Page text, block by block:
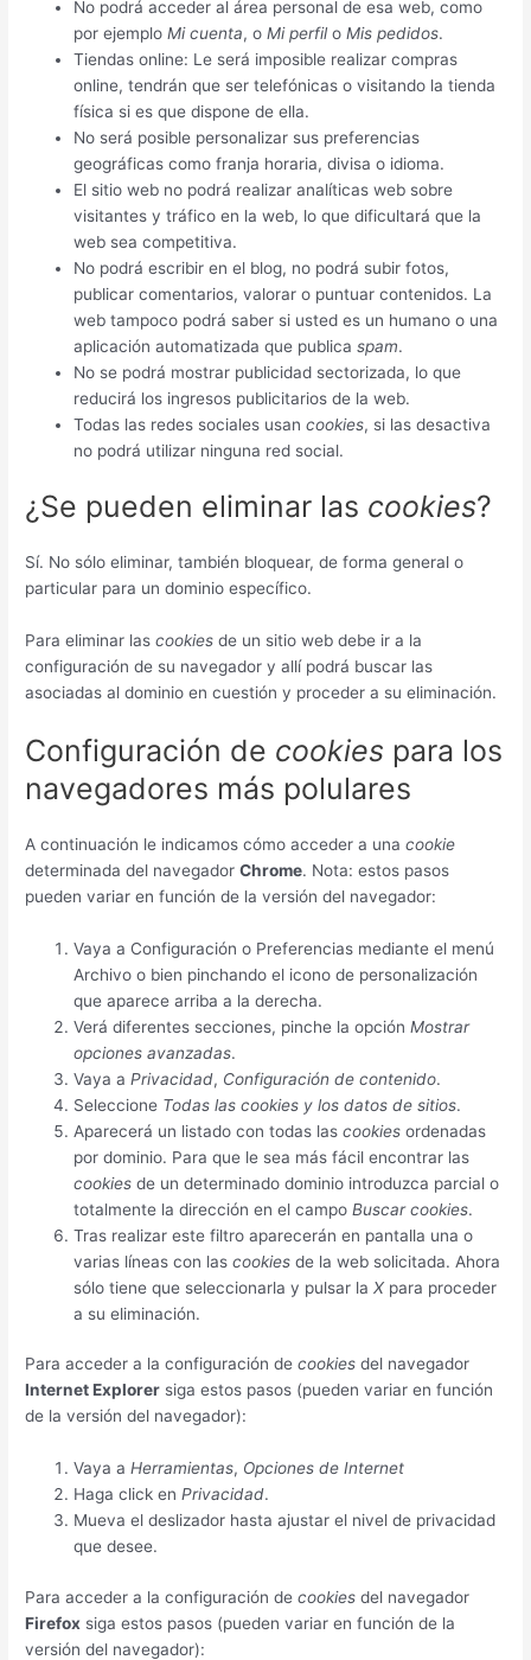
No podrá acceder al área personal de esa web, como
por ejemploMi cuenta, oMi perfiloMis pedidos.
Tiendas online: Le será imposible realizar compras
online, tendrán que ser telefónicas o visitando la tienda
física si es que dispone de ella.
No será posible personalizar sus preferencias
geográficas como franja horaria, divisa o idioma.
El sitio web no podrá realizar analíticas web sobre
visitantes y tráfico en la web, lo que dificultará que la
web sea competitiva.
No podrá escribir en el blog, no podrá subir fotos,
publicar comentarios, valorar o puntuar contenidos. La
web tampoco podrá saber si usted es un humano o una
aplicación automatizada que publicaspam.
No se podrá mostrar publicidad sectorizada, lo que
reducirá los ingresos publicitarios de la web.
Todas las redes sociales usancookies, si las desactiva
no podrá utilizar ninguna red social.
¿Se pueden eliminar las cookies?
Sí. No sólo eliminar, también bloquear, de forma general o
particular para un dominio específico.
Para eliminar lascookies de un sitio web debe ir a la
configuración de su navegador y allí podrá buscar las
asociadas al dominio en cuestión y proceder a su eliminación.
Configuración de cookies para los
navegadores más polulares
A continuación le indicamos cómo acceder a unacookie
determinada del navegadorChrome. Nota: estos pasos
pueden variar en función de la versión del navegador:
Vaya a Configuración o Preferencias mediante el menú
Archivo o bien pinchando el icono de personalización
que aparece arriba a la derecha.
Verá diferentes secciones, pinche la opciónMostrar
opciones avanzadas.
Vaya aPrivacidad, Configuración de contenido.
Seleccione Todas lascookies y los datos de sitios.
Aparecerá un listado con todas lascookies ordenadas
por dominio. Para que le sea más fácil encontrar las
cookies de un determinado dominio introduzca parcial o
totalmente la dirección en el campoBuscar cookies.
Tras realizar este filtro aparecerán en pantalla una o
varias líneas con lascookies de la web solicitada. Ahora
sólo tiene que seleccionarla y pulsar la X para proceder
a su eliminación.
Para acceder a la configuración decookies del navegador
Internet Explorer siga estos pasos (pueden variar en función
de la versión del navegador):
Vaya aHerramientas, Opciones de Internet
Haga click enPrivacidad.
Mueva el deslizador hasta ajustar el nivel de privacidad
que desee.
Para acceder a la configuración decookies del navegador
Firefox siga estos pasos (pueden variar en función de la
versión del navegador):